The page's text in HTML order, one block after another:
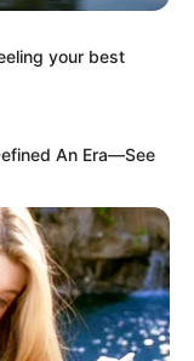
pour le
– Prix
your best
An Era—See